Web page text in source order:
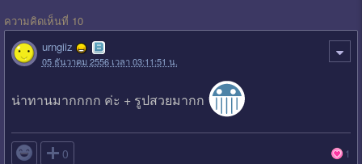
ความคิดเห็นที่ 10
urngiiz
05 ธันวาคม 2556 เวลา 03:11:51 น.
น่าทานมากกกก ค่ะ + รูปสวยมากก
 0 1